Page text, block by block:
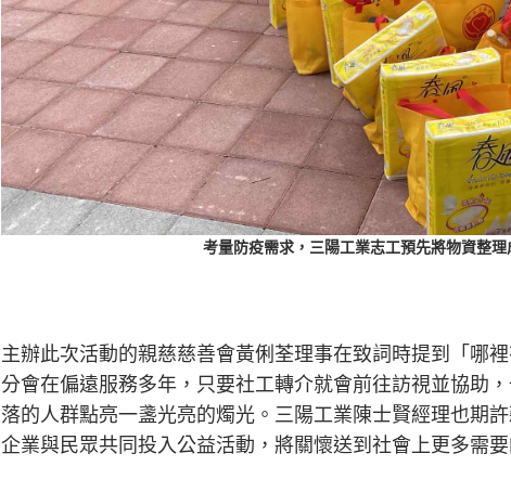
考量防疫需求，三陽工業志工預先將物資整
主辦此次活動的親慈慈善會黃俐荃理事在致詞時提到「哪
分會在偏遠服務多年，只要社工轉介就會前往訪視並協助
落的人群點亮一盞光亮的燭光。三陽工業陳士賢經理也期
企業與民眾共同投入公益活動，將關懷送到社會上更多需